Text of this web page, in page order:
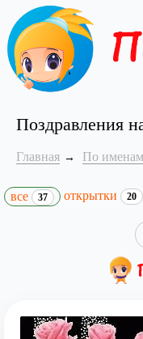
Поздравления
Главная По
все 37 открытки 20